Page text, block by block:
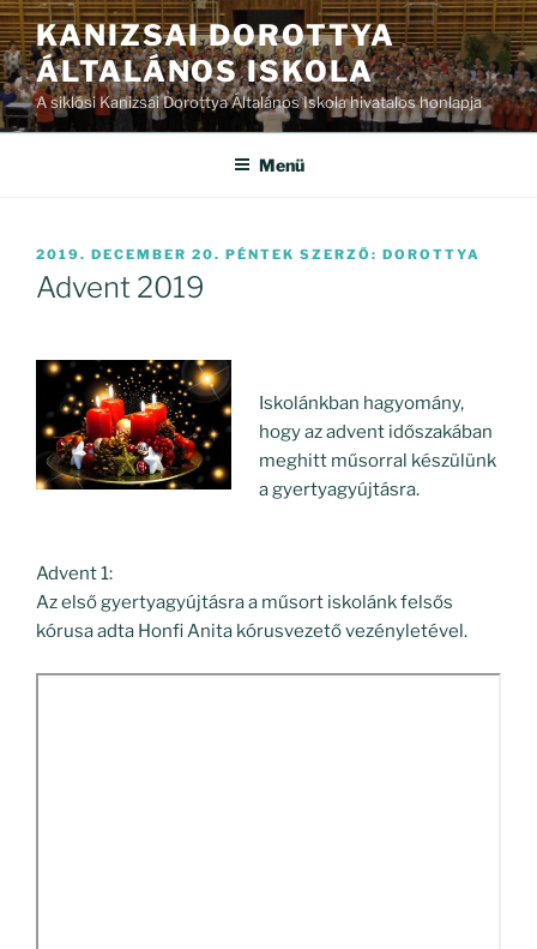
Tartalomhoz
KANIZSAI DOROTTYA
ÁLTALÁNOS ISKOLA
A siklósi Kanizsai Dorottya Általános Iskola hivatalos honlapja
Menü
BEKÜLDVE:
2019. DECEMBER 20. PÉNTEK SZERZŐ: DOROTTYA
Advent 2019
Iskolánkban hagyomány,
hogy az advent időszakában
meghitt műsorral készülünk
a gyertyagyújtásra.
Advent 1:
Az első gyertyagyújtásra a műsort iskolánk felsős
kórusa adta Honfi Anita kórusvezető vezényletével.